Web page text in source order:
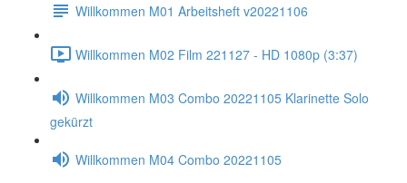
Willkommen M01 Arbeitsheft v20221106
Willkommen M02 Film 221127 - HD 1080p (3:37)
Willkommen M03 Combo 20221105 Klarinette Solo
gekürzt
Willkommen M04 Combo 20221105